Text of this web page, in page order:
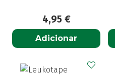
4,95 €
Adicionar